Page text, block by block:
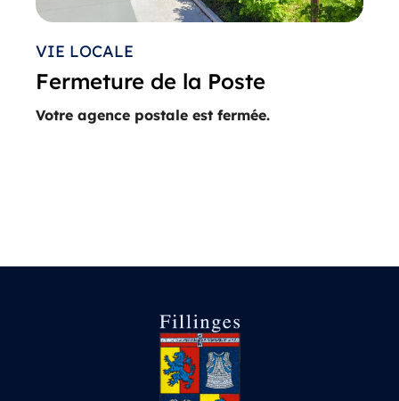
VIE LOCALE
Fermeture de la Poste
Votre agence postale est fermée.